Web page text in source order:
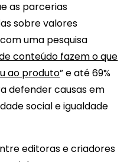
as parcerias
sobre valores
uma pesquisa
conteúdo fazem o que
ao produto” e até 69%
defender causas em
social e igualdade
editoras e criadores